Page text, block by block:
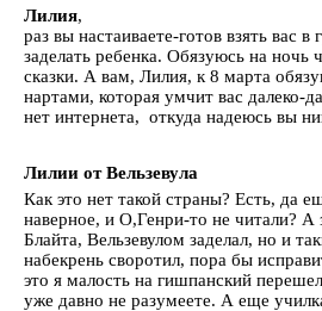
Лилия,
раз вы настаиваете-готов взять вас
заделать ребенка. Обязуюсь на ночь
сказки. А вам, Лилия, к 8 марта
нартами, которая умчит вас далеко-
нет интернета, откуда надеюсь вы
Лилии от Вельзевула
Как это нет такой страны? Есть, да
наверное, и О,Генри-то не читали? А
Блайта, Вельзевулом заделал, но и
набекрень своротил, пора бы
это я малость на гишпанский
уже давно не разумеете. А еще